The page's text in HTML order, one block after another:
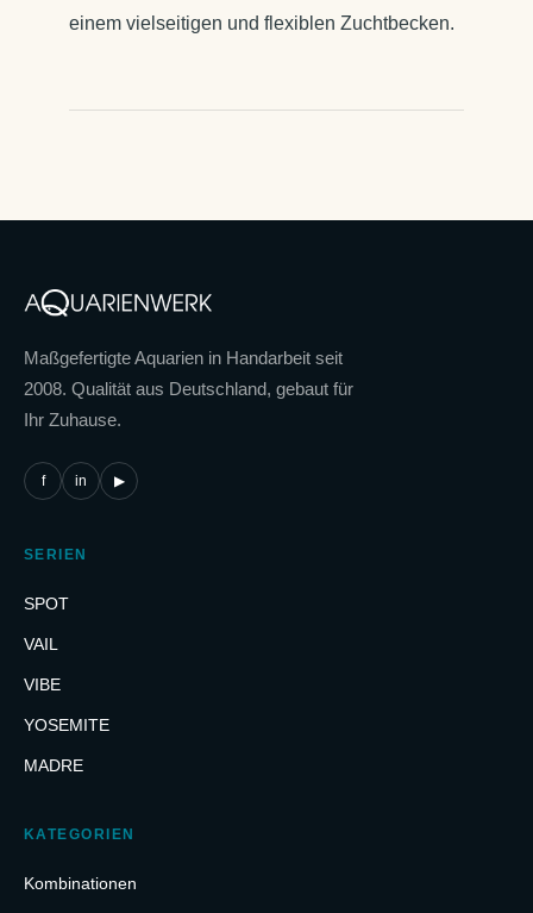
einem vielseitigen und flexiblen Zuchtbecken.
Maßgefertigte Aquarien in Handarbeit seit
2008. Qualität aus Deutschland, gebaut für
Ihr Zuhause.
f in ▶
SERIEN
SPOT
VAIL
VIBE
YOSEMITE
MADRE
KATEGORIEN
Kombinationen